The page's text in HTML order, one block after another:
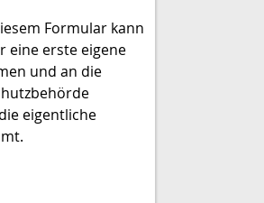
Formular kann
eine erste eigene
und an die
eigentliche